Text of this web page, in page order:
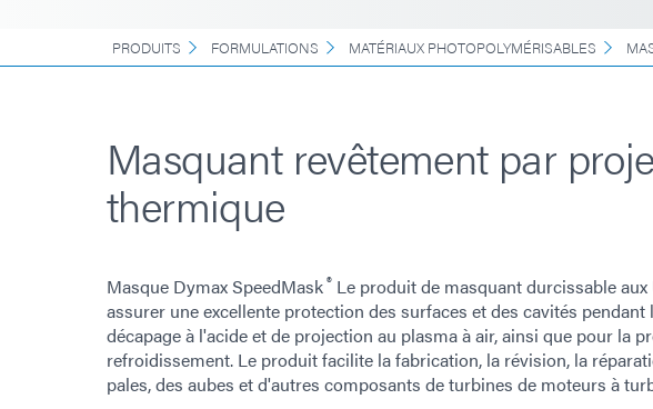
PRODUITS FORMULATIONS MATÉRIAUX PHOTOPOLYMÉRISABLES
Masquant revêtement par
thermique
Masque Dymax SpeedMask® Le produit de masquant durcissable
assurer une excellente protection des surfaces et des cavités
décapage à l'acide et de projection au plasma à air, ainsi que pour la
refroidissement. Le produit facilite la fabrication, la révision, la
pales, des aubes et d'autres composants de turbines de moteurs à